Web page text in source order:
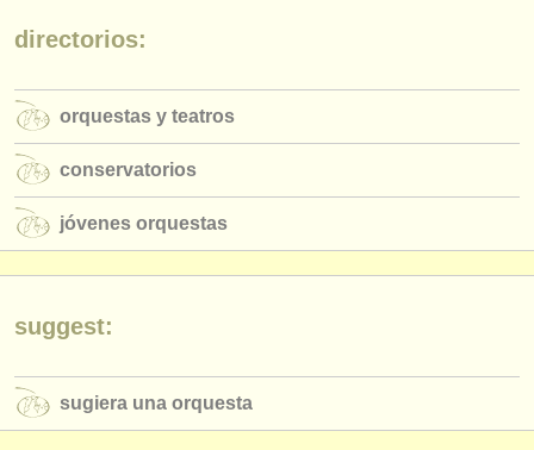
directorios:
conservatorios
jóvenes orquestas
musicalchairs:
contáctenos
noticias sobre música clásica
directorios:
orquestas y teatros
conservatorios
jóvenes orquestas
suggest:
sugiera una orquesta